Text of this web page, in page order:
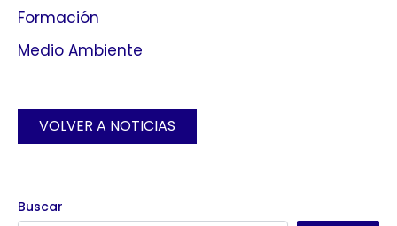
Formación
Medio Ambiente
VOLVER A NOTICIAS
Buscar